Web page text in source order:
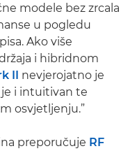
modele bez zrcala
u pogledu
Ako više
i hibridnom
II nevjerojatno je
je i intuitivan te
osvjetljenju.”
preporučuje RF